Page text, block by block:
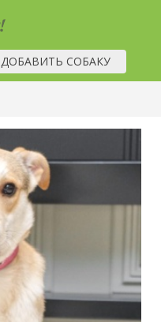
ДОБАВИТЬ СОБАКУ